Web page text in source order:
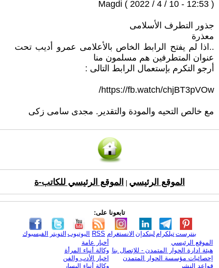
Magdi ( 2022 / 4 / 10 - 12:53 )
جذور التطرف الأسلامى
معذرة
..اذا لم يفتح الرابط الخاص بالأعلامى عمرو أديب تحت
عنوان المتطرفين هم مسلمون منا
أرجو التكرم بإستعمال الرابط التالى :
https://fb.watch/chjBT3pVOw/
مع خالص التحيه والمودة والتقدير. مجدى سامى زكى
الموقع الرئيسي الموقع الرئيسي للكاتب-ة
تابعونا على:
الفيسبوك التويتر اليوتيوب RSS الانستغرام لينكدإن تيلكرامبنترست
الموقع الرئيسي
هيئة ادارة الحوار المتمدن - للإتصال بنا
إحصائيات مؤسسة الحوار المتمدن
قواعد النشر
أخبار عامة
وكالة أنباء المرأة
اخبار الأدب والفن
وكالة أنباء اليسار